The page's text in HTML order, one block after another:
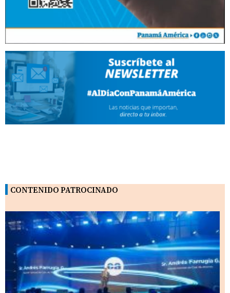
CONTENIDO PATROCINADO